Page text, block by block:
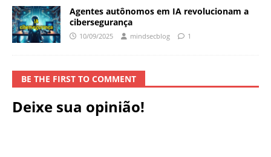
Agentes autônomos em IA revolucionam a
cibersegurança
10/09/2025 mindsecblog 1
BE THE FIRST TO COMMENT
Deixe sua opinião!